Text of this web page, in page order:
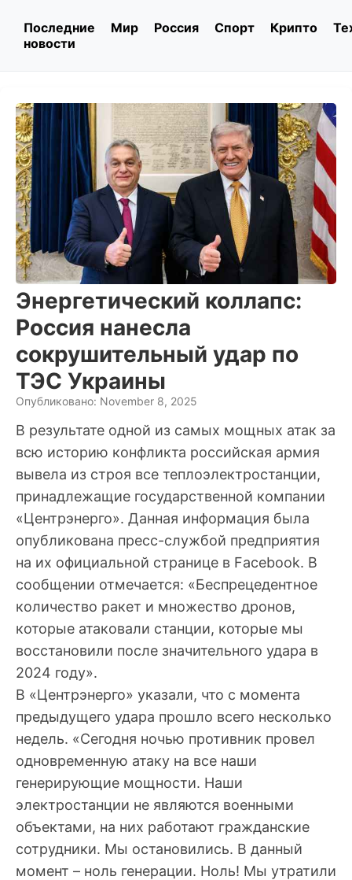
Последние
новости
Мир Россия Спорт Крипто
Энергетический коллапс:
Россия нанесла
сокрушительный удар по
ТЭС Украины
Опубликовано: November 8, 2025
В результате одной из самых мощных атак за
всю историю конфликта российская армия
вывела из строя все теплоэлектростанции,
принадлежащие государственной компании
«Центрэнерго». Данная информация была
опубликована пресс-службой предприятия
на их официальной странице в Facebook. В
сообщении отмечается: «Беспрецедентное
количество ракет и множество дронов,
которые атаковали станции, которые мы
восстановили после значительного удара в
2024 году».
В «Центрэнерго» указали, что с момента
предыдущего удара прошло всего несколько
недель. «Сегодня ночью противник провел
одновременную атаку на все наши
генерирующие мощности. Наши
электростанции не являются военными
объектами, на них работают гражданские
сотрудники. Мы остановились. В данный
момент – ноль генерации. Ноль! Мы утратили